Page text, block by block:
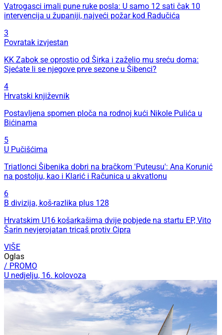
Vatrogasci imali pune ruke posla: U samo 12 sati čak 10
intervencija u županiji, najveći požar kod Radučića
3
Povratak izvjestan
KK Zabok se oprostio od Širka i zaželio mu sreću doma:
Sjećate li se njegove prve sezone u Šibenci?
4
Hrvatski književnik
Postavljena spomen ploča na rodnoj kući Nikole Pulića u
Bićinama
5
U Pučišćima
Triatlonci Šibenika dobri na bračkom 'Puteusu': Ana Korunić
na postolju, kao i Klarić i Računica u akvatlonu
6
B divizija, koš-razlika plus 128
Hrvatskim U16 košarkašima dvije pobjede na startu EP, Vito
Šarin nevjerojatan tricaš protiv Cipra
VIŠE
Oglas
/ PROMO
U nedjelju, 16. kolovoza